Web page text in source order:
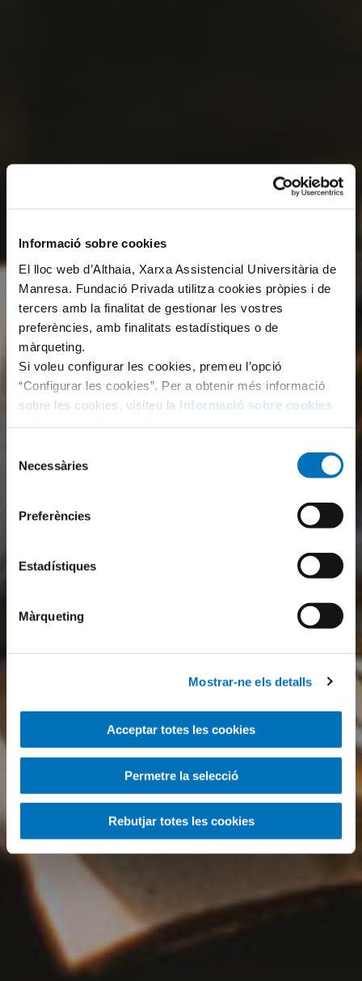
Informació sobre cookies
El lloc web d’Althaia, Xarxa Assistencial Universitària de
Manresa. Fundació Privada utilitza cookies pròpies i de
tercers amb la finalitat de gestionar les vostres
preferències, amb finalitats estadístiques o de
màrqueting.
Si voleu configurar les cookies, premeu l’opció
“Configurar les cookies”. Per a obtenir més informació
sobre les cookies, visiteu la Informació sobre cookies
Necessàries
Preferències
Estadístiques
Màrqueting
Mostrar-ne els detalls
Acceptar totes les cookies
Permetre la selecció
Rebutjar totes les cookies